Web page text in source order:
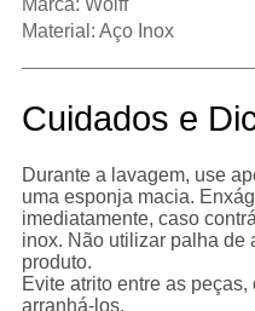
Marca: Wolff
Material: Aço Inox
Cuidados e
Durante a lavagem, use
uma esponja macia.
imediatamente, caso
inox. Não utilizar palha de
produto.
Evite atrito entre as
arranhá-los.